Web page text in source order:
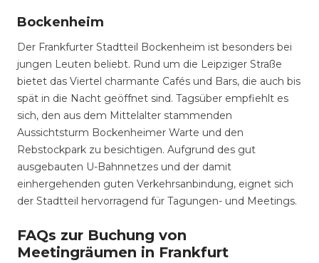
Bockenheim
Der Frankfurter Stadtteil Bockenheim ist besonders bei
jungen Leuten beliebt. Rund um die Leipziger Straße
bietet das Viertel charmante Cafés und Bars, die auch bis
spät in die Nacht geöffnet sind. Tagsüber empfiehlt es
sich, den aus dem Mittelalter stammenden
Aussichtsturm Bockenheimer Warte und den
Rebstockpark zu besichtigen. Aufgrund des gut
ausgebauten U-Bahnnetzes und der damit
einhergehenden guten Verkehrsanbindung, eignet sich
der Stadtteil hervorragend für Tagungen- und Meetings.
FAQs zur Buchung von
Meetingräumen in Frankfurt